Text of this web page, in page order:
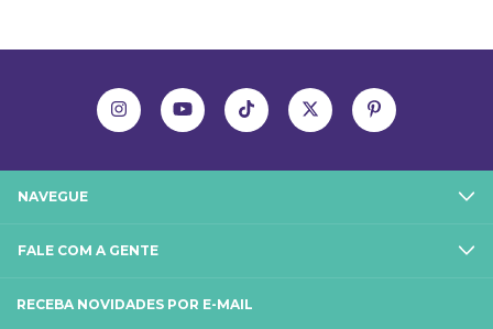
NAVEGUE
FALE COM A GENTE
RECEBA NOVIDADES POR E-MAIL